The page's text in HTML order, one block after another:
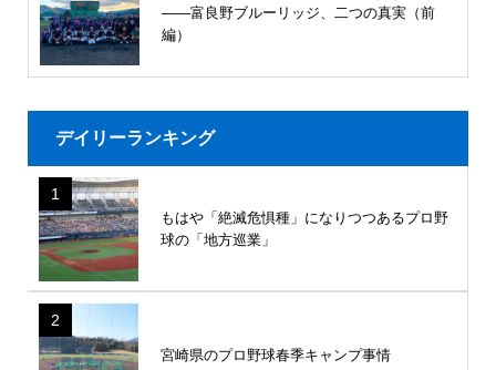
――富良野ブルーリッジ、二つの真実（前
編）
デイリーランキング
1
もはや「絶滅危惧種」になりつつあるプロ野
球の「地方巡業」
2
宮崎県のプロ野球春季キャンプ事情